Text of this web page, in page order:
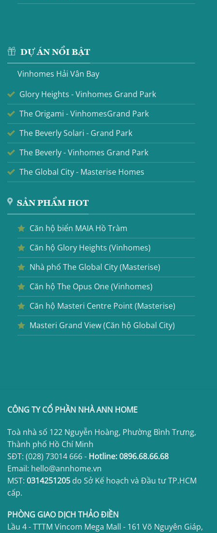
DỰ ÁN NỔI BẬT
Vinhomes Hải Vân Bay
Glory Heights - Vinhomes Grand Park
The Origami - VinhomesGrand Park
The Beverly Solari - Grand Park
The Beverly - Vinhomes Grand Park
The Global City - Masterise Homes
SẢN PHẨM HOT
Căn hộ biển MAIA Hồ Tràm
Căn hộ Glory Heights (Vinhomes)
Nhà phố The Global City (Masterise)
Căn hộ The Opus One (Vinhomes)
Căn hộ Masteri Centre Point (Masterise)
Masteri Grand View (Căn hộ Global City)
CÔNG TY CỔ PHẦN NHÀ ANN HOME
Toà nhà số 122 Nguyễn Hoàng, Phường Bình Trưng,
Thành phố Hồ Chí Minh
SĐT: (028) 73014 666- Hotline:0896.68.66.68
Email: hello@annhome.vn
MST: 0314251205 do Sở Kế hoạch và Đầu tư TP.HCM
cấp.
PHÒNG GIAO DỊCH THẢO ĐIỀN
Lầu 4 - TTTM Vincom Mega Mall - 161 Võ Nguyên Giáp,